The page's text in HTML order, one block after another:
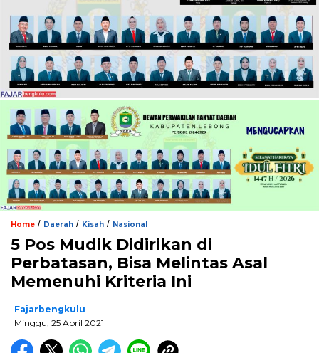
Home / Daerah / Kisah / Nasional
5 Pos Mudik Didirikan di
Perbatasan, Bisa Melintas Asal
Memenuhi Kriteria Ini
Fajarbengkulu
Minggu, 25 April 2021